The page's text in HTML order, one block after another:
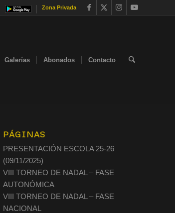
Zona Privada
Galerías Abonados Contacto
PÁGINAS
PRESENTACIÓN ESCOLA 25-26
(09/11/2025)
VIII TORNEO DE NADAL – FASE
AUTONÓMICA
VIII TORNEO DE NADAL – FASE
NACIONAL